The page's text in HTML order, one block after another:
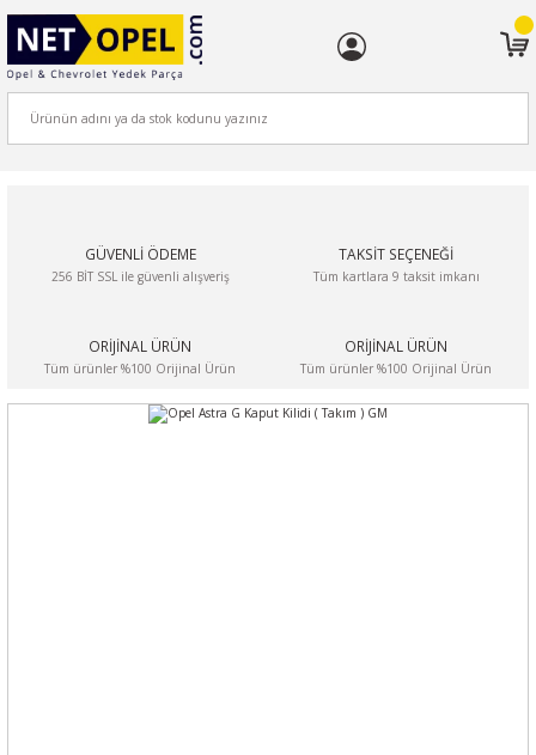
GÜVENLİ ÖDEME
256 BİT SSL ile güvenli alışveriş
TAKSİT SEÇENEĞİ
Tüm kartlara 9 taksit imkanı
ORİJİNAL ÜRÜN
Tüm ürünler %100 Orijinal Ürün
ORİJİNAL ÜRÜN
Tüm ürünler %100 Orijinal Ürün